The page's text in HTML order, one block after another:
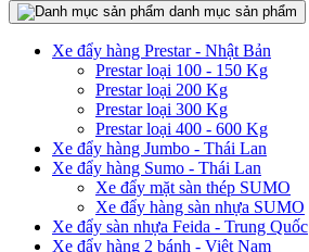
danh mục sản phẩm
Xe đẩy hàng Prestar - Nhật Bản
Prestar loại 100 - 150 Kg
Prestar loại 200 Kg
Prestar loại 300 Kg
Prestar loại 400 - 600 Kg
Xe đẩy hàng Jumbo - Thái Lan
Xe đẩy hàng Sumo - Thái Lan
Xe đẩy mặt sàn thép SUMO
Xe đẩy hàng sàn nhựa SUMO
Xe đẩy sàn nhựa Feida - Trung Quốc
Xe đẩy hàng 2 bánh - Việt Nam